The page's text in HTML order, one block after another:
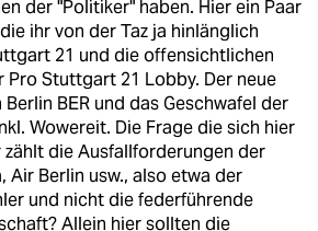
der "Politiker" haben. Hier ein Paar
ihr von der Taz ja hinlänglich
21 und die offensichtlichen
Pro Stuttgart 21 Lobby. Der neue
Berlin BER und das Geschwafel der
Wowereit. Die Frage die sich hier
die Ausfallforderungen der
Air Berlin usw., also etwa der
und nicht die federführende
Allein hier sollten die